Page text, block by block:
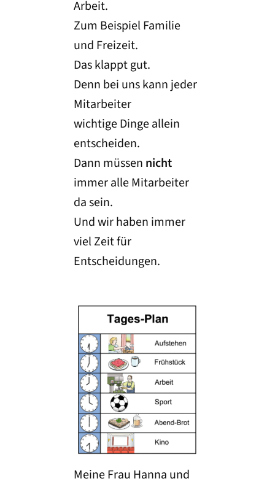
Arbeit.
Zum Beispiel Familie
und Freizeit.
Das klappt gut.
Denn bei uns kann jeder
Mitarbeiter
wichtige Dinge allein
entscheiden.
Dann müssen nicht
immer alle Mitarbeiter
da sein.
Und wir haben immer
viel Zeit für
Entscheidungen.
Meine Frau Hanna und